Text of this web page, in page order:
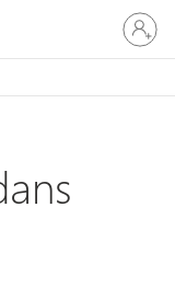
vous
à
compte